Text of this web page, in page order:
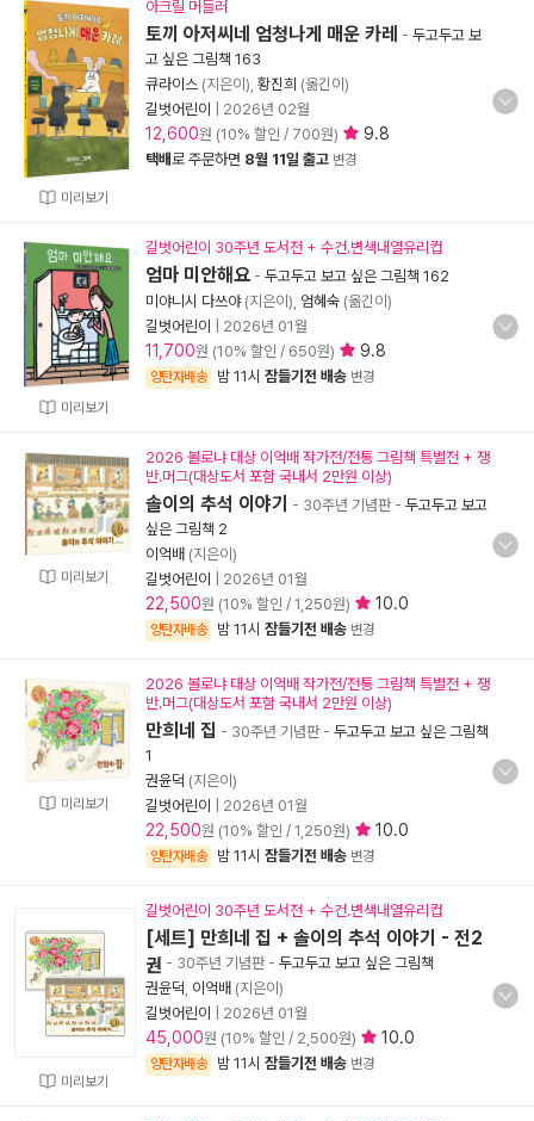
미리보기
아크릴 머들러
토끼 아저씨네 엄청나게 매운 카레 - 두고두고 보
고 싶은 그림책 163
큐라이스 (지은이), 황진희 (옮긴이)
길벗어린이
2026년 02월
12,600원 (10% 할인 / 700원) 9.8
택배로 주문하면 8월 11일 출고 변경
미리보기
길벗어린이 30주년 도서전 + 수건.변색내열유리컵
엄마 미안해요 - 두고두고 보고 싶은 그림책 162
미야니시 다쓰야(지은이), 엄혜숙 (옮긴이)
길벗어린이
2026년 01월
11,700원 (10% 할인 / 650원) 9.8
양탄자배송 밤 11시 잠들기전 배송 변경
미리보기
2026 볼로냐 대상 이억배 작가전/전통 그림책 특별전 + 쟁
반.머그(대상도서 포함 국내서 2만원 이상)
솔이의 추석 이야기 - 30주년 기념판- 두고두고 보고
싶은 그림책 2
이억배 (지은이)
길벗어린이
2026년 01월
22,500원 (10% 할인 / 1,250원) 10.0
양탄자배송 밤 11시 잠들기전 배송 변경
미리보기
2026 볼로냐 대상 이억배 작가전/전통 그림책 특별전 + 쟁
반.머그(대상도서 포함 국내서 2만원 이상)
만희네 집 - 30주년 기념판- 두고두고 보고 싶은 그림책
1
권윤덕 (지은이)
길벗어린이
2026년 01월
22,500원 (10% 할인 / 1,250원) 10.0
양탄자배송 밤 11시 잠들기전 배송 변경
미리보기
길벗어린이 30주년 도서전 + 수건.변색내열유리컵
[세트] 만희네 집 + 솔이의 추석 이야기 - 전2
권 - 30주년 기념판- 두고두고 보고 싶은 그림책
권윤덕 이억배 (지은이)
길벗어린이
2026년 01월
45,000원 (10% 할인 / 2,500원) 10.0
양탄자배송 밤 11시 잠들기전 배송 변경